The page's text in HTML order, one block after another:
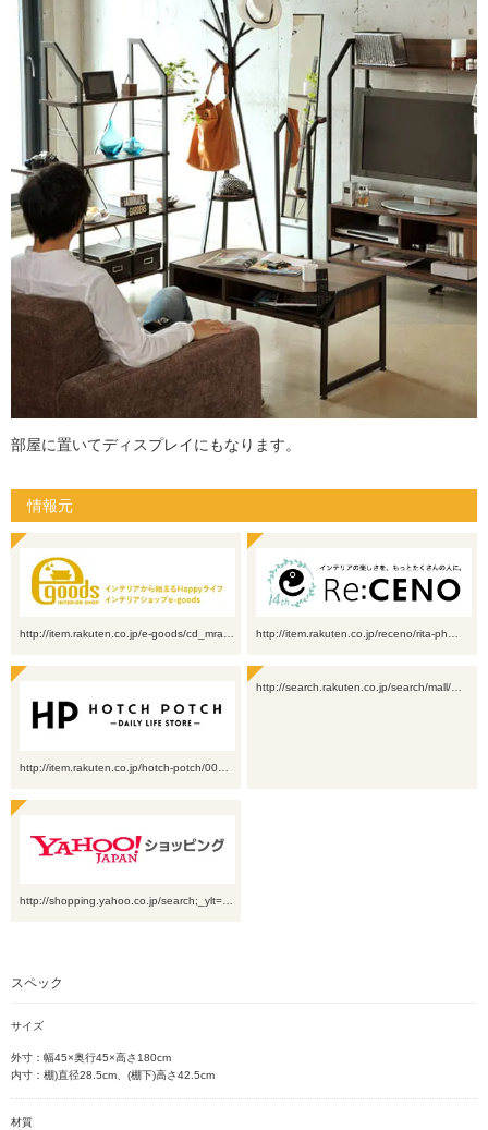
部屋に置いてディスプレイにもなります。
情報元
http://item.rakuten.co.jp/e-goods/cd_mra… http://item.rakuten.co.jp/receno/rita-ph…
http://item.rakuten.co.jp/hotch-potch/00…
http://search.rakuten.co.jp/search/mall/…
http://shopping.yahoo.co.jp/search;_ylt=…
スペック
サイズ
外寸：幅45×奥行45×高さ180cm
内寸：棚)直径28.5cm、(棚下)高さ42.5cm
材質